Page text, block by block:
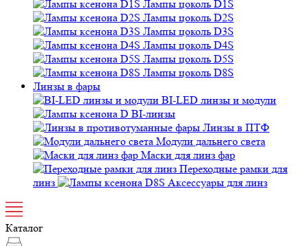
Лампы цоколь D1S
Лампы цоколь D2S
Лампы цоколь D3S
Лампы цоколь D4S
Лампы цоколь D5S
Лампы цоколь D8S
Линзы в фары
BI-LED линзы и модули
BI-линзы
Линзы в ПТФ
Модули дальнего света
Маски для линз фар
Переходные рамки для
линз
Аксессуары для линз
Каталог